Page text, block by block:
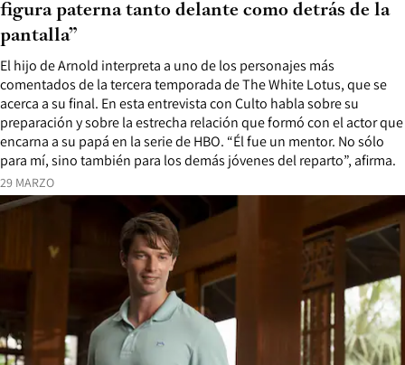
29 MARZO
El hijo de Arnold interpreta a uno de los personajes más
comentados de la tercera temporada de The White Lotus, que se
acerca a su final. En esta entrevista con Culto habla sobre su
preparación y sobre la estrecha relación que formó con el actor que
encarna a su papá en la serie de HBO. “Él fue un mentor. No sólo
para mí, sino también para los demás jóvenes del reparto”, afirma.
figura paterna tanto delante como detrás de la
pantalla”